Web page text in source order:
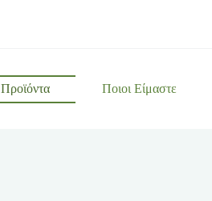
Προϊόντα Ποιοι Είμαστε